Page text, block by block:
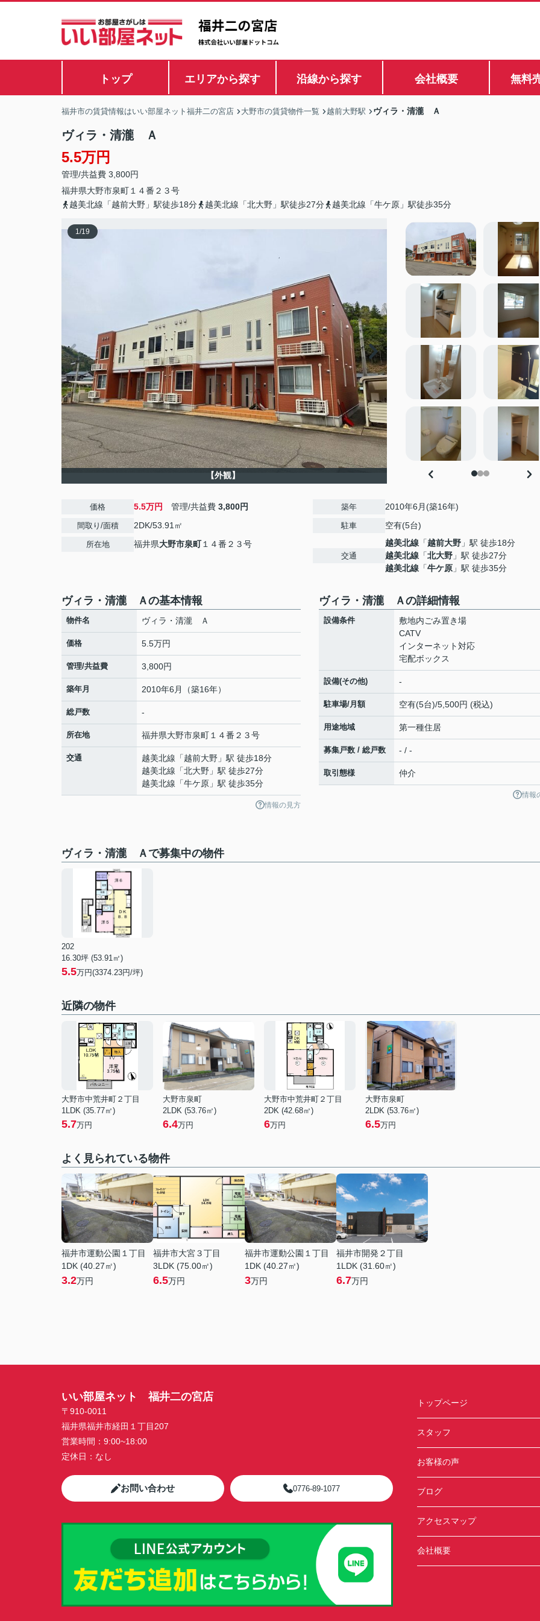
トップ エリアから探す 沿線から探す 会社概要 無料
福井市の賃貸情報はいい部屋ネット福井二の宮店 大野市の賃貸物件一覧 越前大野駅 ヴィラ・清瀧 Ａ
ヴィラ・清瀧 Ａ
5.5万円
管理/共益費 3,800円
福井県大野市泉町 １４番２３号
越美北線「越前大野」駅徒歩18分
越美北線「北大野」駅徒歩27分 越美北線「牛ケ原」駅徒歩35分
1/19
【外観】
価格 5.5万円 管理/共益費 3,800円
間取り/面積 2DK/53.91㎡
所在地 福井県大野市泉町１４番２３号
築年 2010年6月(築16年)
駐車 空有(5台)
交通
越美北線 「越前大野 」駅 徒歩18分
越美北線 「北大野 」駅 徒歩27分
越美北線 「牛ケ原 」駅 徒歩35分
ヴィラ・清瀧 Ａの基本情報
物件名 ヴィラ・清瀧 Ａ
価格 5.5万円
管理/共益費 3,800円
築年月 2010年6月（築16年）
総戸数 -
所在地 福井県大野市泉町 １４番２３号
交通 越美北線 「越前大野 」駅 徒歩18分
越美北線 「北大野 」駅 徒歩27分
越美北線 「牛ケ原 」駅 徒歩35分
情報の見方
ヴィラ・清瀧 Ａの詳細情報
設備条件
敷地内ごみ置き場
CATV
インターネット対応
宅配ボックス
設備(その他) -
駐車場/月額 空有(5台)/5,500円 (税込)
用途地域 第一種住居
募集戸数 / 総戸数 - / -
取引態様 仲介
情報
ヴィラ・清瀧 Ａで募集中の物件
202
16.30坪 (53.91㎡)
5.5万円(3374.23円/坪)
近隣の物件
大野市中荒井町２丁目
1LDK (35.77㎡)
5.7万円
大野市泉町
2LDK (53.76㎡)
6.4万円
大野市中荒井町２丁目
2DK (42.68㎡)
6万円
大野市泉町
2LDK (53.76㎡)
6.5万円
よく見られている物件
福井市運動公園１丁目
1DK (40.27㎡)
3.2万円
福井市大宮３丁目
3LDK (75.00㎡)
6.5万円
福井市運動公園１丁目
1DK (40.27㎡)
3万円
福井市開発２丁目
1LDK (31.60㎡)
6.7万円
いい部屋ネット 福井二の宮店
〒910-0011
福井県福井市経田１丁目207
営業時間： 9:00~18:00
定休日： なし
お問い合わせ 0776-89-1077
トップページ
スタッフ
お客様の声
ブログ
アクセスマップ
会社概要